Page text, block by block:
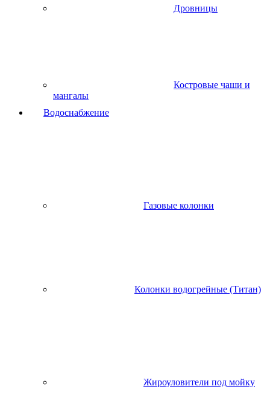
Дровницы
Костровые чаши и
мангалы
Водоснабжение
Газовые колонки
Колонки водогрейные (Титан)
Жироуловители под мойку